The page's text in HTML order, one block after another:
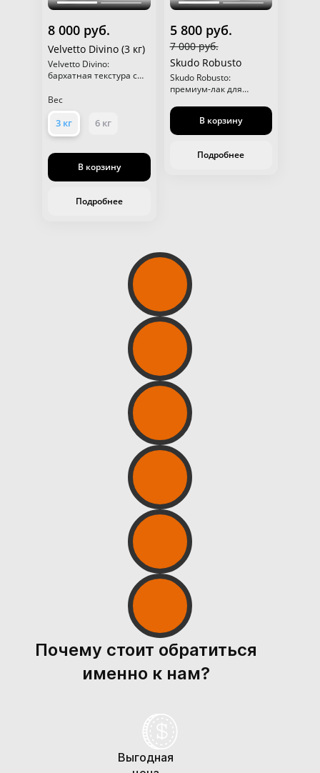
8 000 руб.
Velvetto Divino (3 кг)
Velvetto Divino:
бархатная текстура с
стен и потолков.
Вес
3 кг 6 кг
В корзину
Подробнее
5 800 руб.
7 000 руб.
Skudo Robusto
Skudo Robusto:
премиум-лак для
выразительной
эстетики поверхностей.
В корзину
Подробнее
Почему стоит обратиться
именно к нам?
Выгодная